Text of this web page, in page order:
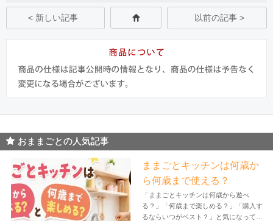
< 新しい記事 以前の記事 >
おままごとの人気記事
ままごとキッチンは何歳か
ら何歳まで使える？
「ままごとキッチンは何歳から遊べ
る？」「何歳まで楽しめる？」「購入す
るならいつがベスト？」と気になってい